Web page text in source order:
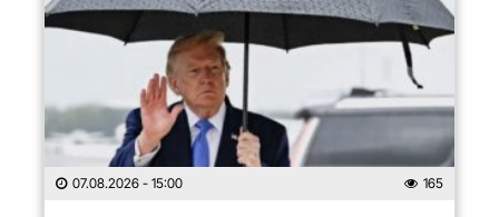
07.08.2026 - 15:00 165